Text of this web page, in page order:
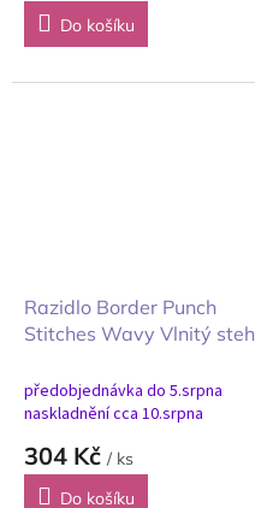
Do košíku
Razidlo Border Punch
Stitches Wavy Vlnitý steh
předobjednávka do 5.srpna
naskladnění cca 10.srpna
304 Kč / ks
Do košíku